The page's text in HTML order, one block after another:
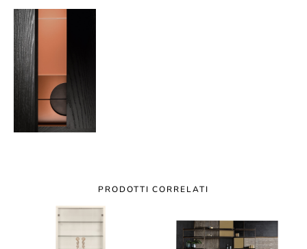
PRODOTTI CORRELATI